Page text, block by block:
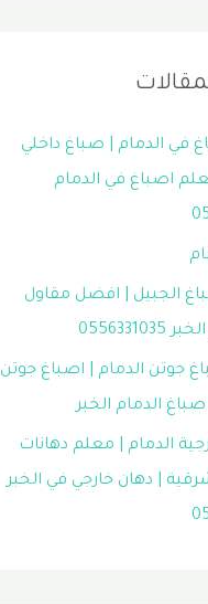
في الدمام | صباغ داخلي
اصباغ في الدمام
الجبيل | افضل مقاول
جوتن الدمام | اصباغ جوتن
الدمام الخبر
الدمام | معلم دهانات
| دهان خارجي في الخبر